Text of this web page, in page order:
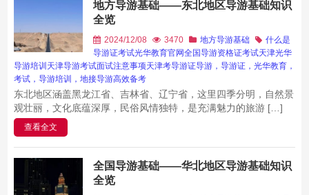
地方导游基础——东北地区导游基础知识
全览
2024/12/08 3470 地方导游基础
什么是
导游证考试光华教育官网全国导游资格证考试天津光华
导游培训 天津导游考试面试注意事项天津考导游证导游，导游证，光华教育，
考试，导游培训，地接导游高效备考
东北地区涵盖黑龙江省、吉林省、辽宁省，这里四季分明，自然景
观壮丽，文化底蕴深厚，民俗风情独特，是充满魅力的旅游 […]
查看全文
全国导游基础——华北地区导游基础知识
全览